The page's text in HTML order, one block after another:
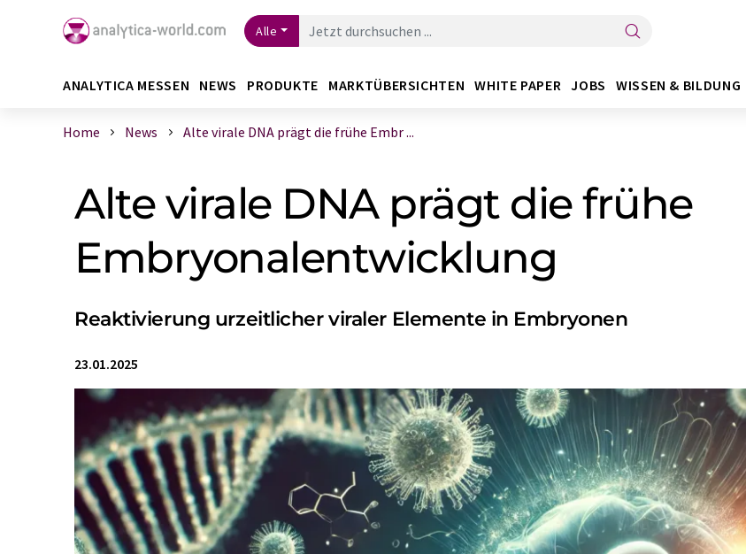
Alle
ANALYTICA MESSEN NEWS PRODUKTE MARKTÜBERSICHTEN WHITE PAPER JOBS WISSEN & BILDUNG
Home News Alte virale DNA prägt die frühe Embr ...
Alte virale DNA prägt die frühe
Embryonalentwicklung
Reaktivierung urzeitlicher viraler Elemente in Embryonen
23.01.2025